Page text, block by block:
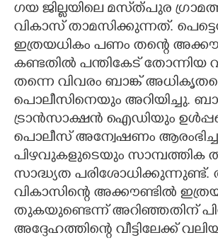
ഗയ ജില്ലയിലെ മസ്‌ത്പുര
വികാസ് താമസിക്കുന്നത്.
ഇത്രയധികം പണം തന്റെ
കണ്ടതിൽ പന്തികേട് തോന്നിയ
തന്നെ വിവരം ബാങ്ക്
പൊലീസിനെയും അറിയിച്ചു.
ട്രാൻസാക്ഷൻ ഐഡിയും
പൊലീസ് അന്വേഷണം
പിഴവുകളുടെയും സാമ്പത്തിക
സാദ്ധ്യത
വികാസിന്റെ അക്കൗണ്ടിൽ
തുകയുണ്ടെന്ന് അറിഞ്ഞതിന്
അദ്ദേഹത്തിന്റെ വീട്ടിലേക്ക്